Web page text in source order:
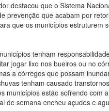
destacou que o Sistema
prevenção que acabam por
que os municípios estruturem
tenham
jogar lixo nos bueiros ou no
a córregos que possam
tenham causado
municípios estão sofrendo com
de semana encheu açudes e